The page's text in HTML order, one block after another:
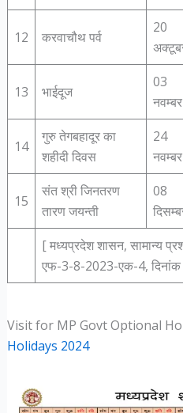
12 करवाचौथ पर्व
20
13 भाईदूज
03
नवम्‍बर
14
गुरु तेगबहादूर का
शहीदी दिवस
24
नवम्‍बर
15
संत श्री जिनतरण
तारण जयन्ती
08
[ मध्‍यप्रदेश शासन, सामान्‍य
एफ-3-8-2023-एक-4, दिनांक
Visit for MP Govt Optional
Holidays 2024